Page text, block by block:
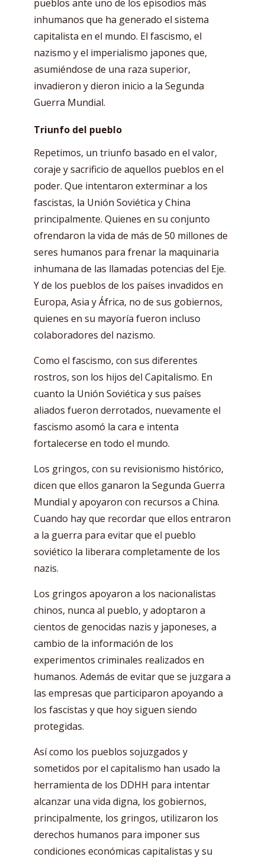
pueblos ante uno de los episodios más
inhumanos que ha generado el sistema
capitalista en el mundo. El fascismo, el
nazismo y el imperialismo japones que,
asumiéndose de una raza superior,
invadieron y dieron inicio a la Segunda
Guerra Mundial.
Triunfo del pueblo
Repetimos, un triunfo basado en el valor,
coraje y sacrificio de aquellos pueblos en el
poder. Que intentaron exterminar a los
fascistas, la Unión Soviética y China
principalmente. Quienes en su conjunto
ofrendaron la vida de más de 50 millones de
seres humanos para frenar la maquinaria
inhumana de las llamadas potencias del Eje.
Y de los pueblos de los países invadidos en
Europa, Asia y África, no de sus gobiernos,
quienes en su mayoría fueron incluso
colaboradores del nazismo.
Como el fascismo, con sus diferentes
rostros, son los hijos del Capitalismo. En
cuanto la Unión Soviética y sus países
aliados fueron derrotados, nuevamente el
fascismo asomó la cara e intenta
fortalecerse en todo el mundo.
Los gringos, con su revisionismo histórico,
dicen que ellos ganaron la Segunda Guerra
Mundial y apoyaron con recursos a China.
Cuando hay que recordar que ellos entraron
a la guerra para evitar que el pueblo
soviético la liberara completamente de los
nazis.
Los gringos apoyaron a los nacionalistas
chinos, nunca al pueblo, y adoptaron a
cientos de genocidas nazis y japoneses, a
cambio de la información de los
experimentos criminales realizados en
humanos. Además de evitar que se juzgara a
las empresas que participaron apoyando a
los fascistas y que hoy siguen siendo
protegidas.
Así como los pueblos sojuzgados y
sometidos por el capitalismo han usado la
herramienta de los DDHH para intentar
alcanzar una vida digna, los gobiernos,
principalmente, los gringos, utilizaron los
derechos humanos para imponer sus
condiciones económicas capitalistas y su